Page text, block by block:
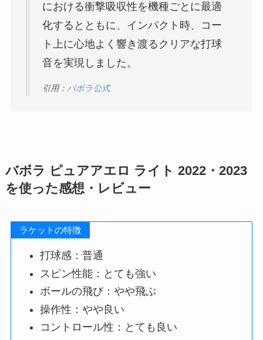
における衝撃吸収性を機種ごとに最適
化するとともに、インパクト時、コー
ト上に心地よく響き渡るクリアな打球
音を実現しました。
引用： バボラ公式
バボラ ピュアアエロ ライト 2022・2023
を使った感想・レビュー
ラケットの特徴
打球感：普通
スピン性能：とても強い
ボールの飛び：やや飛ぶ
操作性：やや良い
コントロール性：とても良い